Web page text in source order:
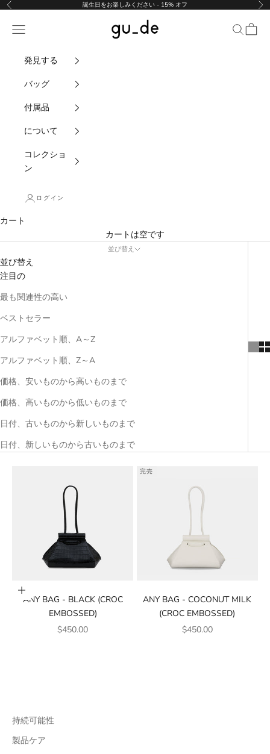
コンテンツにスキップ
前の 誕生日をお楽しみください - 15% オフ 次
gu_de
ナビゲーションメニュー 検索カート
発見する
バッグ
付属品
について
コレクショ
ン
ログイン
カート
カートは空です
並び替え
並び替え
注目の
最も関連性の高い
ベストセラー
アルファベット順、A～Z
アルファベット順、Z～A
価格、安いものから高いものまで
価格、高いものから低いものまで
日付、古いものから新しいものまで
日付、新しいものから古いものまで
カートに追加
ANY BAG - BLACK (CROC
EMBOSSED)
販売価格
$450.00
完売
ANY BAG - COCONUT MILK
(CROC EMBOSSED)
販売価格
$450.00
持続可能性
製品ケア